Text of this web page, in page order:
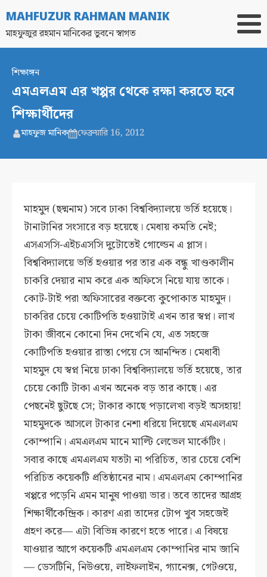
MAHFUZUR RAHMAN MANIK
মাহফুজুর রহমান মানিকের ভুবনে স্বাগত
শিক্ষাঙ্গন
এমএলএম এর খপ্পর থেকে রক্ষা করতে হবে
শিক্ষার্থীদের
মাহফুজ মানিক ফেব্রুয়ারি 16, 2012
মাহমুদ (ছদ্মনাম) সবে ঢাকা বিশ্ববিদ্যালয়ে ভর্তি হয়েছে।
টানাটানির সংসারে বড় হয়েছে। মেধায় কমতি নেই;
এসএসসি-এইচএসসি দুটোতেই গোল্ডেন এ প্লাস।
বিশ্ববিদ্যালয়ে ভর্তি হওয়ার পর তার এক বন্ধু খাণ্ডকালীন
চাকরি দেয়ার নাম করে এক অফিসে নিয়ে যায় তাকে।
কোট-টাই পরা অফিসারের বক্তব্যে কুপোকাত মাহমুদ।
চাকরির চেয়ে কোটিপতি হওয়াটাই এখন তার স্বপ্ন। লাখ
টাকা জীবনে কোনো দিন দেখেনি যে, এত সহজে
কোটিপতি হওয়ার রাস্তা পেয়ে সে আনন্দিত। মেধাবী
মাহমুদ যে স্বপ্ন নিয়ে ঢাকা বিশ্ববিদ্যালয়ে ভর্তি হয়েছে, তার
চেয়ে কোটি টাকা এখন অনেক বড় তার কাছে। এর
পেছনেই ছুটছে সে; টাকার কাছে পড়ালেখা বড়ই অসহায়!
মাহমুদকে আসলে টাকার নেশা ধরিয়ে দিয়েছে এমএলএম
কোম্পানি। এমএলএম মানে মাল্টি লেভেল মার্কেটিং।
সবার কাছে এমএলএম যতটা না পরিচিত, তার চেয়ে বেশি
পরিচিত কয়েকটি প্রতিষ্ঠানের নাম। এমএলএম কোম্পানির
খপ্পরে পড়েনি এমন মানুষ পাওয়া ভার। তবে তাদের আগ্রহ
শিক্ষার্থীকেন্দ্রিক। কারণ এরা তাদের টোপ খুব সহজেই
গ্রহণ করে— এটা বিভিন্ন কারণে হতে পারে। এ বিষয়ে
যাওয়ার আগে কয়েকটি এমএলএম কোম্পানির নাম জানি
— ডেসটিনি, নিউওয়ে, লাইফলাইন, গ্যানেক্স, গেটওয়ে,